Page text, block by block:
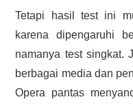
Tetapi hasil test ini
karena dipengaruhi
namanya test singkat.
berbagai media dan
Opera pantas